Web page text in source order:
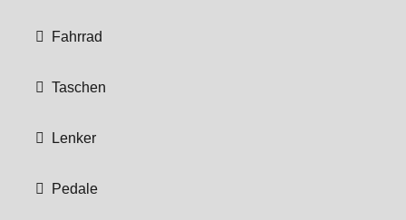
Fahrrad
Taschen
Lenker
Pedale